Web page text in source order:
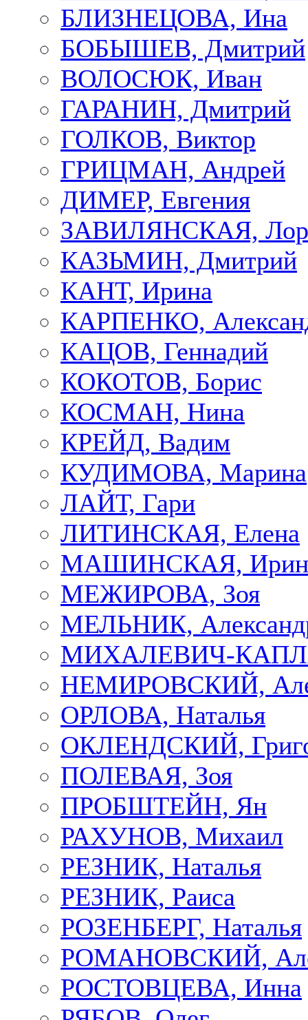
БЛИЗНЕЦОВА, Ина
БОБЫШЕВ, Дмитрий
ВОЛОСЮК, Иван
ГАРАНИН, Дмитрий
ГОЛКОВ, Виктор
ГРИЦМАН, Андрей
ДИМЕР, Евгения
ЗАВИЛЯНСКАЯ,
КАЗЬМИН, Дмитрий
КАНТ, Ирина
КАРПЕНКО,
КАЦОВ, Геннадий
КОКОТОВ, Борис
КОСМАН, Нина
КРЕЙД, Вадим
КУДИМОВА, Марина
ЛАЙТ, Гари
ЛИТИНСКАЯ, Елена
МАШИНСКАЯ,
МЕЖИРОВА, Зоя
МЕЛЬНИК,
МИХАЛЕВИЧ-
НЕМИРОВСКИЙ,
ОРЛОВА, Наталья
ОКЛЕНДСКИЙ,
ПОЛЕВАЯ, Зоя
ПРОБШТЕЙН, Ян
РАХУНОВ, Михаил
РЕЗНИК, Наталья
РЕЗНИК, Раиса
РОЗЕНБЕРГ, Наталья
РОМАНОВСКИЙ,
РОСТОВЦЕВА, Инна